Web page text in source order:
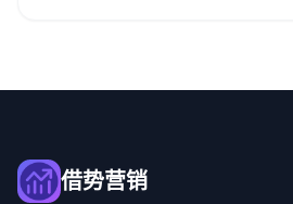
借势营销